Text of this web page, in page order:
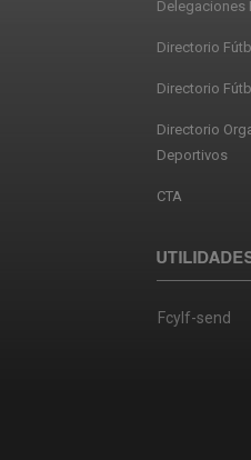
Delegaciones
Directorio
Directorio
Directorio
Deportivos
CTA
Fcylf-send